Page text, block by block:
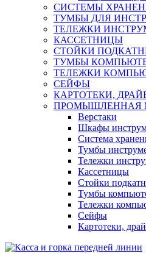
СИСТЕМЫ
ТУМБЫ ДЛЯ
ТЕЛЕЖКИ
КАССЕТНИЦЫ
СТОЙКИ
ТУМБЫ
ТЕЛЕЖКИ
СЕЙФЫ
КАРТОТЕКИ,
ПРОМЫШЛЕННАЯ
Верстаки
Шкафы
Система
Тумбы
Тележки
Кассетницы
Стойки
Тумбы
Тележки
Сейфы
Картотеки,